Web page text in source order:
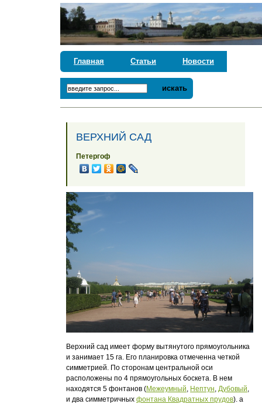
Главная Статьи Новости
искать
ВЕРХНИЙ САД
Петергоф
Верхний сад имеет форму вытянутого прямоугольника
и занимает 15 га. Его планировка отмеченна четкой
симметрией. По сторонам центральной оси
расположены по 4 прямоугольных боскета. В нем
находятся 5 фонтанов (Межеумный, Нептун,Дубовый,
и два симметричныхфонтана Квадратных прудов). а